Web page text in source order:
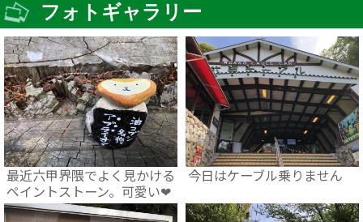
フォトギャラリー
最近六甲界隈でよく見かける
ペイントストーン。可愛い❤
今日はケーブル乗りません